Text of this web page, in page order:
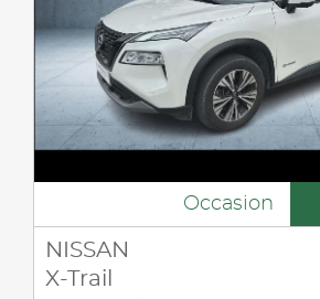
Occasion
NISSAN
X-Trail